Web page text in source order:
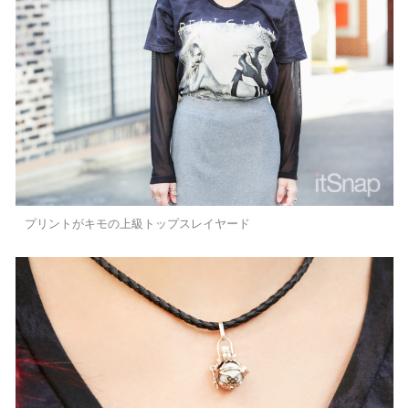
プリントがキモの上級トップスレイヤード